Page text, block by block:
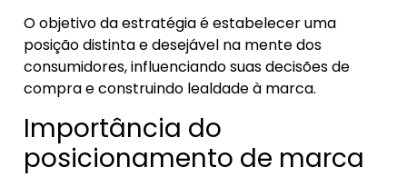
O objetivo da estratégia é estabelecer uma
posição distinta e desejável na mente dos
consumidores, influenciando suas decisões de
compra e construindo lealdade à marca.
Importância do
posicionamento de marca